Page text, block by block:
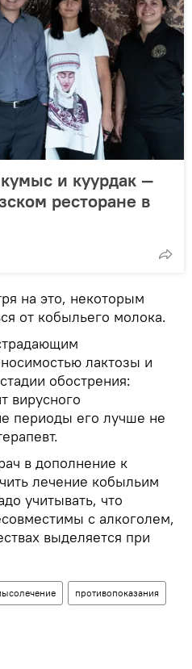
и куурдак —
ресторане в
на это, некоторым
от кобыльего молока.
лактозы и
обострения:
вирусного
периоды его лучше не
в дополнение к
лечение кобыльим
учитывать, что
с алкоголем,
выделяется при
противопоказания